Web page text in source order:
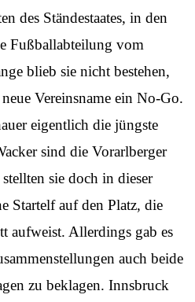
des Ständestaates, in den
Fußballabteilung vom
blieb sie nicht bestehen,
Vereinsname ein No-Go.
eigentlich die jüngste
sind die Vorarlberger
sie doch in dieser
Startelf auf den Platz, die
aufweist. Allerdings gab es
auch beide
zu beklagen. Innsbruck